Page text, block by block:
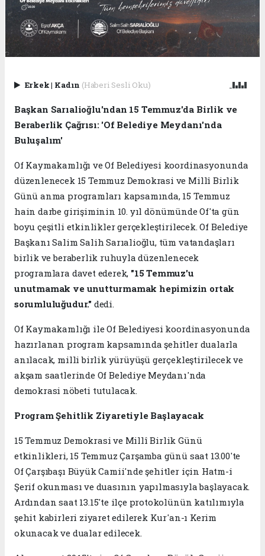
Erkek| Kadın (Haberi Sesli Oku)
Başkan Sarıalioğlu'ndan 15 Temmuz'da Birlik ve
Beraberlik Çağrısı: 'Of Belediye Meydanı'nda
Buluşalım'
Of Kaymakamlığı ve Of Belediyesi koordinasyonunda
düzenlenecek 15 Temmuz Demokrasi ve Millî Birlik
Günü anma programları kapsamında, 15 Temmuz
hain darbe girişiminin 10. yıl dönümünde Of'ta gün
boyu çeşitli etkinlikler gerçekleştirilecek. Of Belediye
Başkanı Salim Salih Sarıalioğlu, tüm vatandaşları
birlik ve beraberlik ruhuyla düzenlenecek
programlara davet ederek, "15 Temmuz'u
unutmamak ve unutturmamak hepimizin ortak
sorumluluğudur." dedi.
Of Kaymakamlığı ile Of Belediyesi koordinasyonunda
hazırlanan program kapsamında şehitler dualarla
anılacak, milli birlik yürüyüşü gerçekleştirilecek ve
akşam saatlerinde Of Belediye Meydanı'nda
demokrasi nöbeti tutulacak.
Program Şehitlik Ziyaretiyle Başlayacak
15 Temmuz Demokrasi ve Millî Birlik Günü
etkinlikleri, 15 Temmuz Çarşamba günü saat 13.00'te
Of Çarşıbaşı Büyük Camii'nde şehitler için Hatm-i
Şerif okunması ve duasının yapılmasıyla başlayacak.
Ardından saat 13.15'te ilçe protokolünün katılımıyla
şehit kabirleri ziyaret edilerek Kur'an-ı Kerim
okunacak ve dualar edilecek.